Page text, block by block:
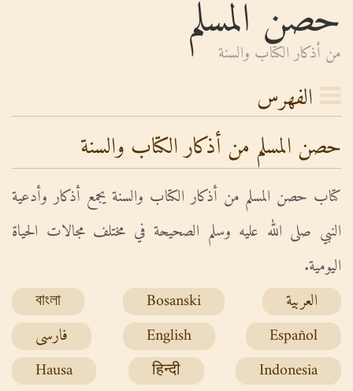
حصن المسلم
من أذكار الكتاب والسنة
الفهرس
حصن المسلم من أذكار الكتاب والسنة
كتاب حصن المسلم من أذكار الكتاب والسنة يجمع أذكار وأدعية
النبي صلى الله عليه وسلم الصحيحة في مختلف مجالات الحياة
اليومية.
العربية
বাংলা
Bosanski
English
Español
فارسی
Hausa
हिन्दी
Indonesia